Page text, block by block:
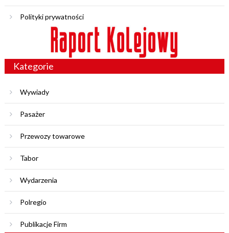
Polityki prywatności
Kategorie
Wywiady
Pasażer
Przewozy towarowe
Tabor
Wydarzenia
Polregio
Publikacje Firm